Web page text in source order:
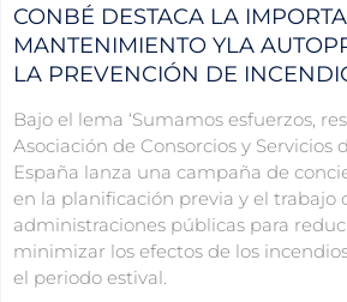
CONBÉ DESTACA LA
MANTENIMIENTO YLA
LA PREVENCIÓN DE
Bajo el lema ‘Sumamos esfuerzos,
Asociación de Consorcios y Servicios
España lanza una campaña de
en la planificación previa y el trabajo
administraciones públicas para
minimizar los efectos de los
el periodo estival.